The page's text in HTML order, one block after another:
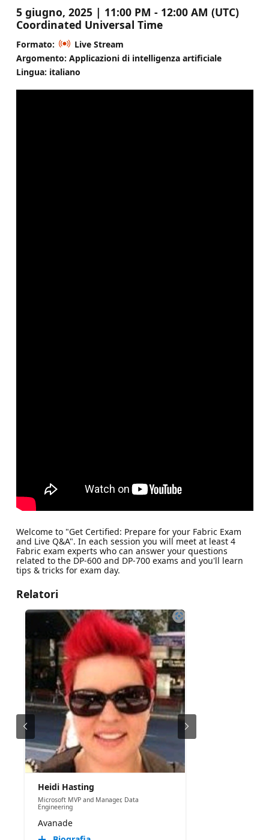
5 giugno, 2025 | 11:00 PM - 12:00 AM (UTC)
Coordinated Universal Time
Formato:
Live Stream
Argomento: Applicazioni di intelligenza artificiale
Lingua: italiano
Welcome to "Get Certified: Prepare for your Fabric Exam
and Live Q&A". In each session you will meet at least 4
Fabric exam experts who can answer your questions
related to the DP-600 and DP-700 exams and you'll learn
tips & tricks for exam day.
Relatori
Heidi Hasting
Microsoft MVP and Manager, Data
Engineering
Avanade